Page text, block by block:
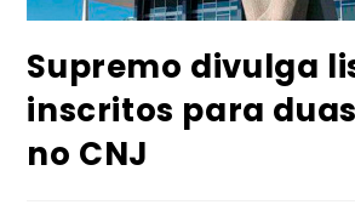
Supremo divulga
inscritos para
no CNJ